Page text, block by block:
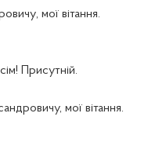
у, мої вітання.
Присутній.
мої вітання.